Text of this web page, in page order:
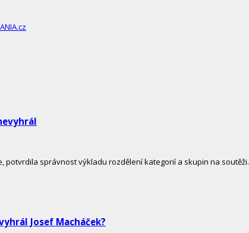
potvrdila správnost výkladu rozdělení kategorií a skupin na soutěži.
Josef Macháček?